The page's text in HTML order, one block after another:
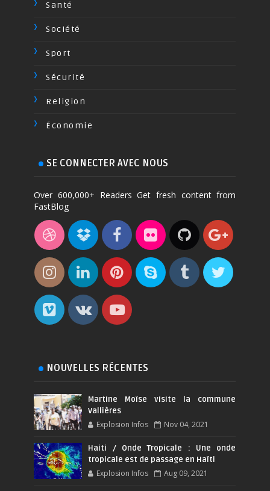
Santé
Société
Sport
Sécurité
Religion
Économie
SE CONNECTER AVEC NOUS
Over 600,000+ Readers Get fresh content from
FastBlog
NOUVELLES RÉCENTES
Martine Moïse visite la commune
Vallières
Explosion Infos Nov 04, 2021
Haiti / Onde Tropicale : Une onde
tropicale est de passage en Haïti
Explosion Infos Aug 09, 2021